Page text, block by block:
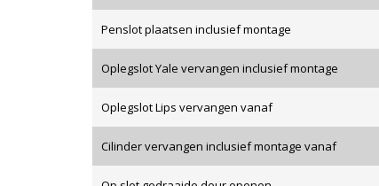
Penslot plaatsen inclusief montage
Oplegslot Yale vervangen inclusief montage
Oplegslot Lips vervangen vanaf
Cilinder vervangen inclusief montage vanaf